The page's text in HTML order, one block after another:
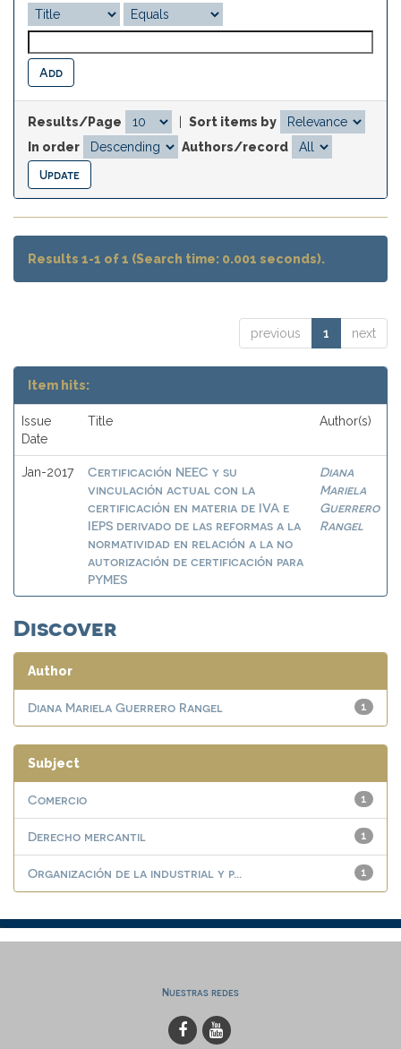
Results/Page
Sort items by
In order
Authors/record
Results 1-1 of 1 (Search time: 0.001 seconds).
previous 1 next
Item hits:
Issue
Date
Title Author(s)
Jan-2017
Certificación NEEC y su
vinculación actual con la
certificación en materia de IVA e
IEPS derivado de las reformas a la
normatividad en relación a la no
autorización de certificación para
PYMES
Diana
Mariela
Guerrero
Rangel
Discover
Author
1
Diana Mariela Guerrero Rangel
Subject
1
Comercio
1
Derecho mercantil
1
Organización de la industrial y p...
Nuestras redes